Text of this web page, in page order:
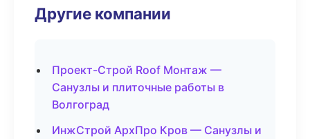
Другие компании
Проект-Строй Roof Монтаж —
Санузлы и плиточные работы в
Волгоград
ИнжСтрой АрхПро Кров — Санузлы и